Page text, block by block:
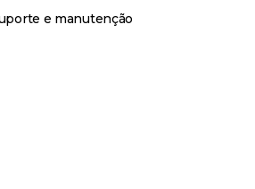
e manutenção